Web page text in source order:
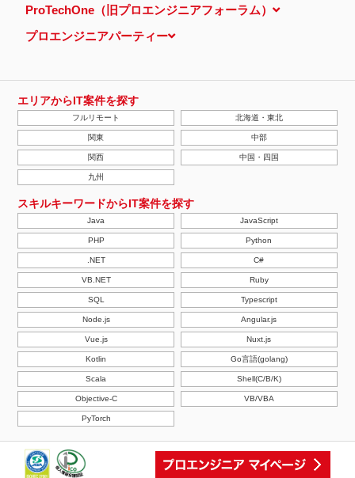
ProTechOne（旧プロエンジニアフォーラム）
プロエンジニアパーティー
エリアからIT案件を探す
フルリモート 北海道・東北
関東 中部
関西 中国・四国
九州
スキルキーワードからIT案件を探す
Java JavaScript
PHP Python
.NET C#
VB.NET Ruby
SQL Typescript
Node.js Angular.js
Vue.js Nuxt.js
Kotlin Go言語(golang)
Scala Shell(C/B/K)
Objective-C VB/VBA
PyTorch